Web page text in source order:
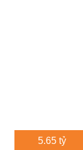
5.65 tỷ